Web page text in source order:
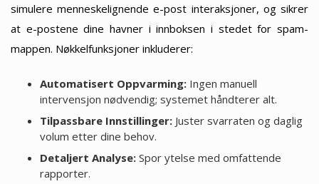
simulere menneskelignende e-post interaksjoner, og sikrer
at e-postene dine havner i innboksen i stedet for spam-
mappen. Nøkkelfunksjoner inkluderer:
Automatisert Oppvarming:Ingen manuell
intervensjon nødvendig; systemet håndterer alt.
Tilpassbare Innstillinger:Juster svarraten og daglig
volum etter dine behov.
Detaljert Analyse:Spor ytelse med omfattende
rapporter.